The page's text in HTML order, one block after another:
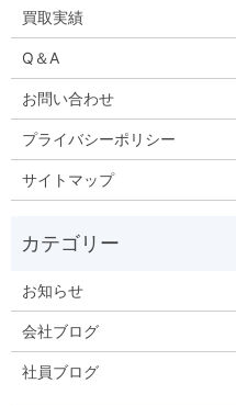
買取実績
Q＆A
お問い合わせ
プライバシーポリシー
サイトマップ
お知らせ
会社ブログ
社員ブログ